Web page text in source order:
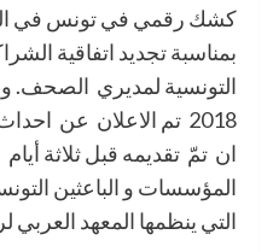
بمناسبة تجديد اتفاقية
التونسية لمديري الصحف.
2018 تم الاعلان عن
ان تمّ تقديمه قبل ثلاثة
المؤسسات و الباعثين
التي ينظمها المعهد